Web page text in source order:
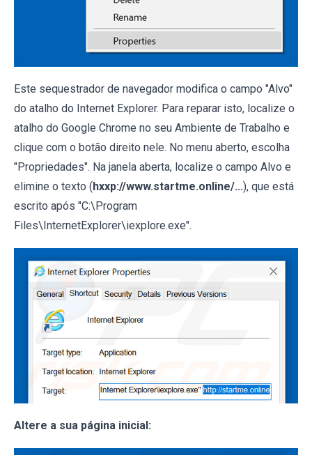
Este sequestrador de navegador modifica o campo "Alvo"
do atalho do Internet Explorer. Para reparar isto, localize o
atalho do Google Chrome no seu Ambiente de Trabalho e
clique com o botão direito nele. No menu aberto, escolha
"Propriedades". Na janela aberta, localize o campo Alvo e
elimine o texto (hxxp://www.startme.online/...), que está
escrito após "C:\Program
Files\InternetExplorer\iexplore.exe".
Altere a sua página inicial: